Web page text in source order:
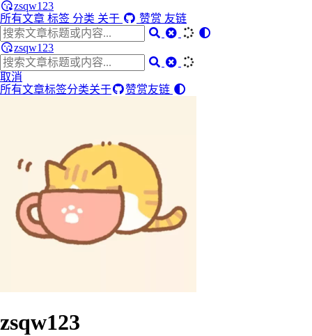
zsqw123
所有文章 标签 分类 关于 赞赏 友链
zsqw123
取消
所有文章标签分类关于 赞赏友链
zsqw123